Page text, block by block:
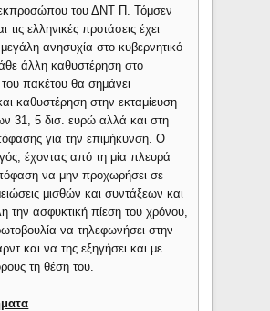
του ΔΝΤ Π. Τόμσεν
τις ελληνικές προτάσεις έχει
ανησυχία στο κυβερνητικό
άλλη καθυστέρηση στο
πακέτου θα σημάνει
καθυστέρηση στην εκταμίευση
31, 5 δισ. ευρώ αλλά και στη
για την επιμήκυνση. Ο
έχοντας από τη μία πλευρά
να μην προχωρήσει σε
μισθών και συντάξεων και
την ασφυκτική πίεση του χρόνου,
να τηλεφωνήσει στην
και να της εξηγήσει και με
τη θέση του.